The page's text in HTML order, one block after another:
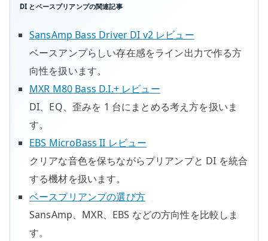
DI とベースプリアンプの関連記事
SansAmp Bass Driver DI v2 レビュー
ベースアンプらしい存在感をライン出力で作る方
向性を扱います。
MXR M80 Bass D.I.+ レビュー
DI、EQ、歪みを 1 台にまとめる考え方を扱いま
す。
EBS MicroBass II レビュー
クリアな音色を保ちながらプリアンプと DI を統合
する機材を扱います。
ベースプリアンプの選び方
SansAmp、MXR、EBS などの方向性を比較しま
す。